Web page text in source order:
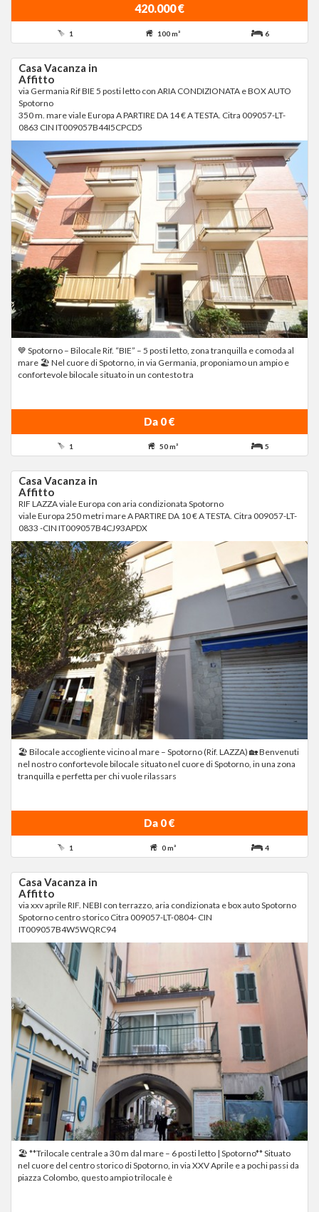
420.000 €
1 100 m² 6
Casa Vacanza in
Affitto
via Germania Rif BIE 5 posti letto con ARIA CONDIZIONATA e BOX AUTO
Spotorno
350 m. mare viale Europa A PARTIRE DA 14 € A TESTA. Citra 009057-LT-
0863 CIN IT009057B44I5CPCD5
💙 Spotorno – Bilocale Rif. “BIE” – 5 posti letto, zona tranquilla e comoda al
mare 🏖 Nel cuore di Spotorno, in via Germania, proponiamo un ampio e
confortevole bilocale situato in un contesto tra
Da 0 €
1 50 m² 5
Casa Vacanza in
Affitto
RIF LAZZA viale Europa con aria condizionata Spotorno
viale Europa 250 metri mare A PARTIRE DA 10 € A TESTA. Citra 009057-LT-
0833 -CIN IT009057B4CJ93APDX
🏖 Bilocale accogliente vicino al mare – Spotorno (Rif. LAZZA) 🏡 Benvenuti
nel nostro confortevole bilocale situato nel cuore di Spotorno, in una zona
tranquilla e perfetta per chi vuole rilassars
Da 0 €
1 0 m² 4
Casa Vacanza in
Affitto
via xxv aprile RIF. NEBI con terrazzo, aria condizionata e box auto Spotorno
Spotorno centro storico Citra 009057-LT-0804- CIN
IT009057B4W5WQRC94
🏖️ **Trilocale centrale a 30 m dal mare – 6 posti letto | Spotorno** Situato
nel cuore del centro storico di Spotorno, in via XXV Aprile e a pochi passi da
piazza Colombo, questo ampio trilocale è